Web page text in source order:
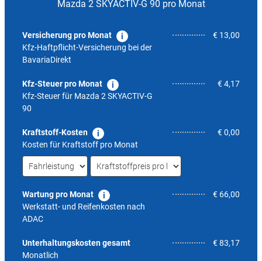
Mazda 2 SKYACTIV-G 90 pro Monat
Versicherung pro Monat
Kfz-Haftpflicht-Versicherung bei der
BavariaDirekt
€ 13,00
Kfz-Steuer pro Monat
Kfz-Steuer für Mazda 2 SKYACTIV-G
90
€ 4,17
Kraftstoff-Kosten
Kosten für Kraftstoff pro Monat
€ 0,00
Wartung pro Monat
Werkstatt- und Reifenkosten nach
ADAC
€ 66,00
Unterhaltungskosten gesamt
Monatlich
€ 83,174,5